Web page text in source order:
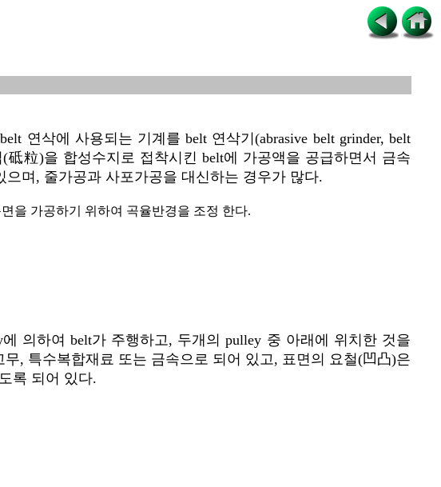
연삭에 사용되는 기계를 belt 연삭기(abrasive belt grinder, belt
粒)을 합성수지로 접착시킨 belt에 가공액을 공급하면서 금속
며, 줄가공과 사포가공을 대신하는 경우가 많다.
면을 가공하기 위하여 곡율반경을 조정 한다.
의하여 belt가 주행하고, 두개의 pulley 중 아래에 위치한 것을
, 특수복합재료 또는 금속으로 되어 있고, 표면의 요철(凹凸)은
록 되어 있다.